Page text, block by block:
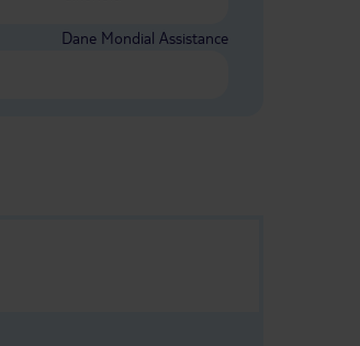
Ale człowiek się uczy na błędach.
Dane Mondial Assistance